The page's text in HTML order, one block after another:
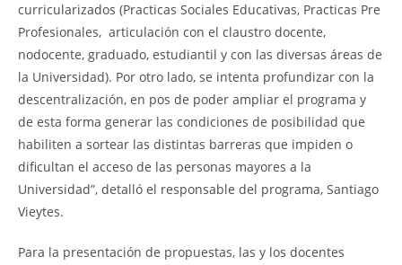
curricularizados (Practicas Sociales Educativas, Practicas Pre
Profesionales, articulación con el claustro docente,
nodocente, graduado, estudiantil y con las diversas áreas de
la Universidad). Por otro lado, se intenta profundizar con la
descentralización, en pos de poder ampliar el programa y
de esta forma generar las condiciones de posibilidad que
habiliten a sortear las distintas barreras que impiden o
dificultan el acceso de las personas mayores a la
Universidad”, detalló el responsable del programa, Santiago
Vieytes.
Para la presentación de propuestas, las y los docentes